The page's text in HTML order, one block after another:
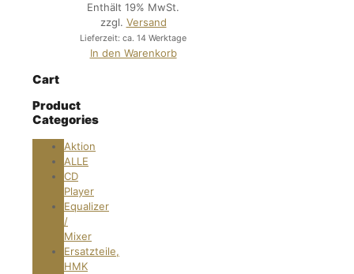
Enthält 19% MwSt.
zzgl. Versand
Lieferzeit: ca. 14 Werktage
In den Warenkorb
Cart
Product
Categories
Aktion
ALLE
CD
Player
Equalizer
/
Mixer
Ersatzteile,
HMK